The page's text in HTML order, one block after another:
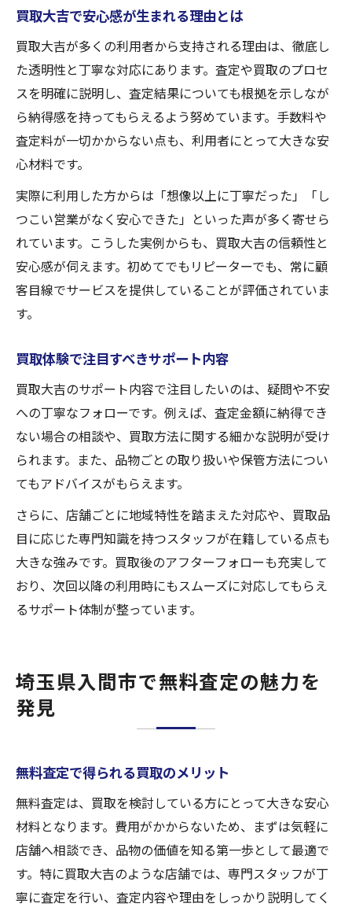
買取大吉で安心感が生まれる理由とは
買取大吉が多くの利用者から支持される理由は、徹底し
た透明性と丁寧な対応にあります。査定や買取のプロセ
スを明確に説明し、査定結果についても根拠を示しなが
ら納得感を持ってもらえるよう努めています。手数料や
査定料が一切かからない点も、利用者にとって大きな安
心材料です。
実際に利用した方からは「想像以上に丁寧だった」「し
つこい営業がなく安心できた」といった声が多く寄せら
れています。こうした実例からも、買取大吉の信頼性と
安心感が伺えます。初めてでもリピーターでも、常に顧
客目線でサービスを提供していることが評価されていま
す。
買取体験で注目すべきサポート内容
買取大吉のサポート内容で注目したいのは、疑問や不安
への丁寧なフォローです。例えば、査定金額に納得でき
ない場合の相談や、買取方法に関する細かな説明が受け
られます。また、品物ごとの取り扱いや保管方法につい
てもアドバイスがもらえます。
さらに、店舗ごとに地域特性を踏まえた対応や、買取品
目に応じた専門知識を持つスタッフが在籍している点も
大きな強みです。買取後のアフターフォローも充実して
おり、次回以降の利用時にもスムーズに対応してもらえ
るサポート体制が整っています。
埼玉県入間市で無料査定の魅力を
発見
無料査定で得られる買取のメリット
無料査定は、買取を検討している方にとって大きな安心
材料となります。費用がかからないため、まずは気軽に
店舗へ相談でき、品物の価値を知る第一歩として最適で
す。特に買取大吉のような店舗では、専門スタッフが丁
寧に査定を行い、査定内容や理由をしっかり説明してく